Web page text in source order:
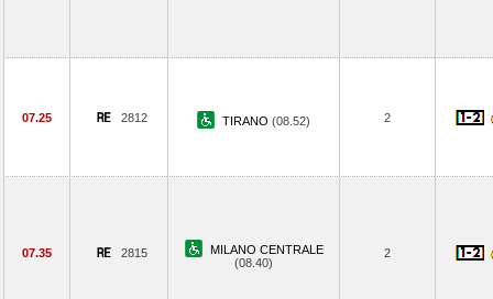
07.25 2812 TIRANO (08.52) 2
07.35 2815
MILANO CENTRALE
(08.40)
2